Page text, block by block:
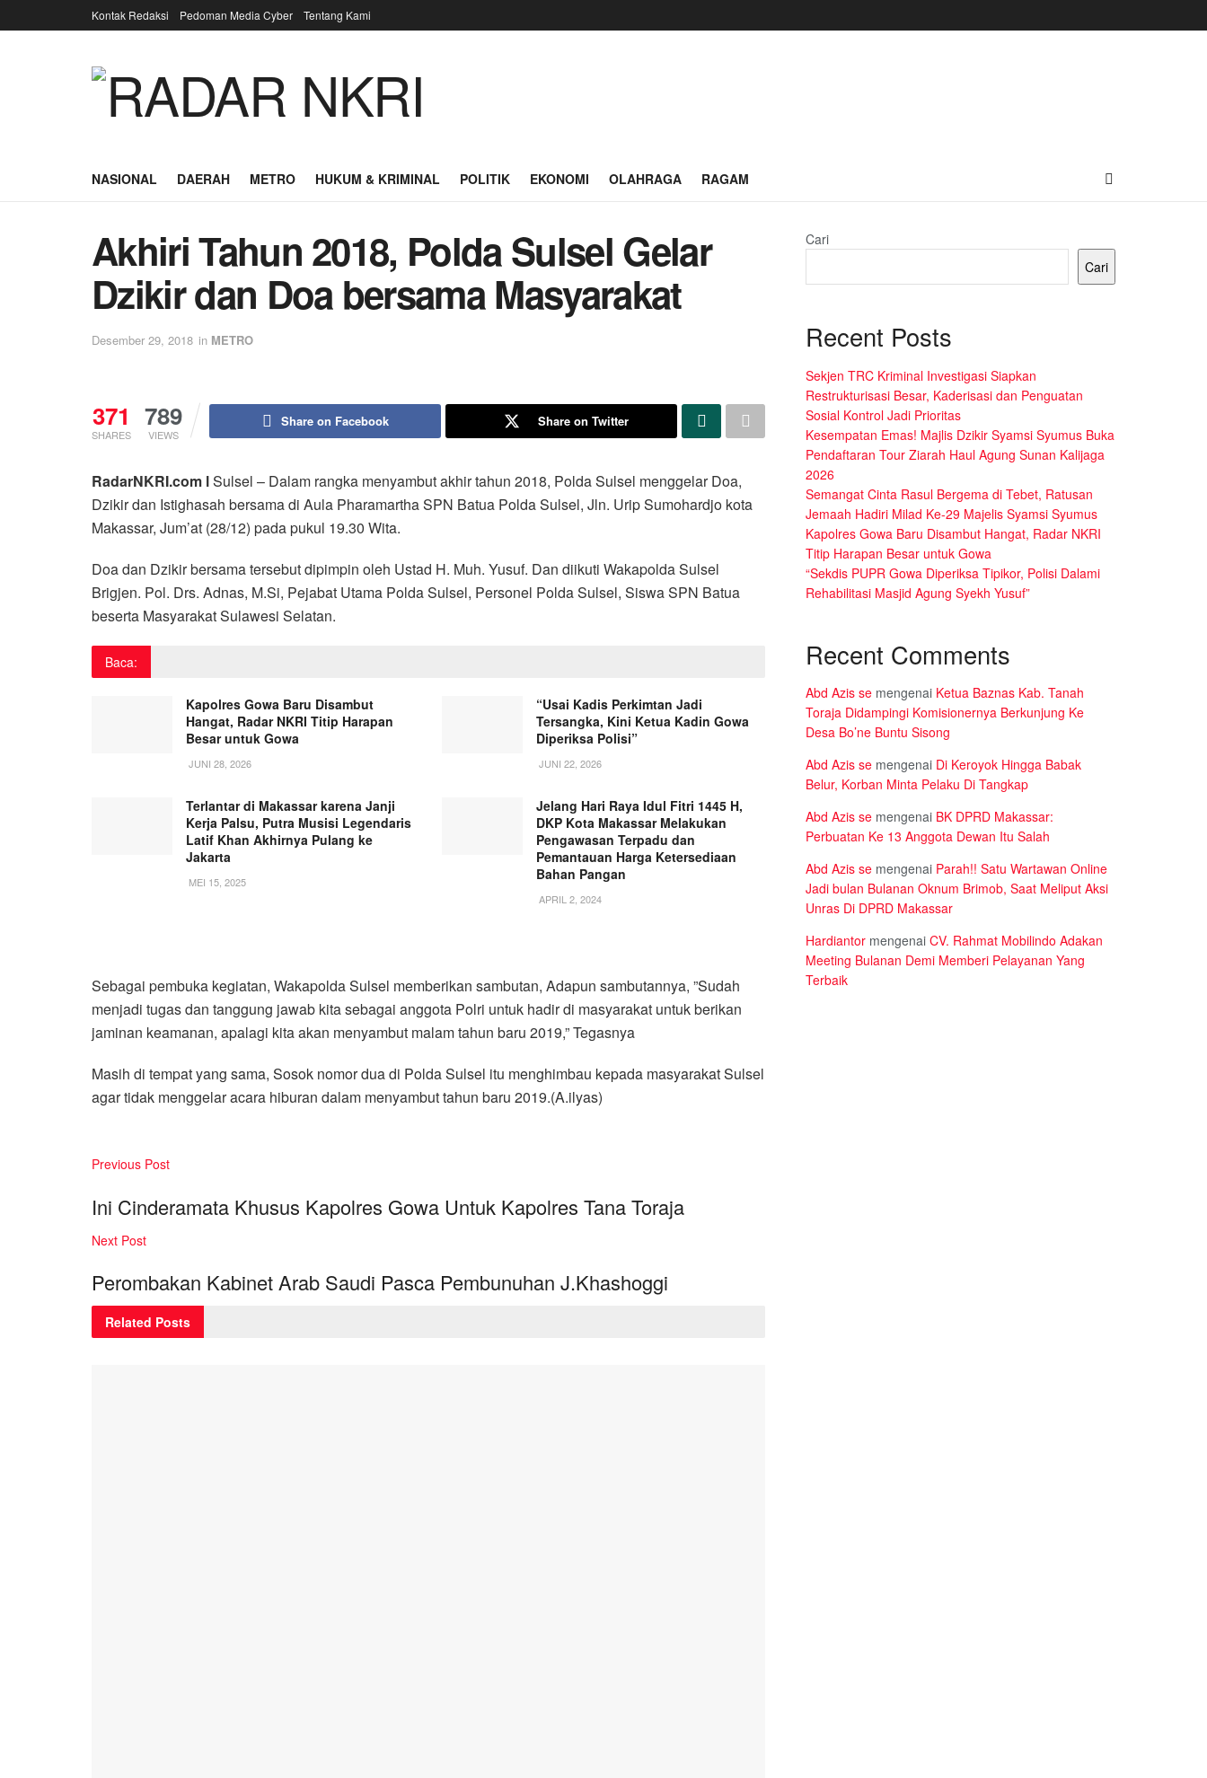
Kontak Redaksi Pedoman Media Cyber Tentang Kami
NASIONAL DAERAH METRO HUKUM & KRIMINAL POLITIK EKONOMI OLAHRAGA RAGAM
Akhiri Tahun 2018, Polda Sulsel Gelar
Dzikir dan Doa bersama Masyarakat
Desember 29, 2018 in METRO
371
SHARES
789
VIEWS
Share on Facebook Share on Twitter
RadarNKRI.com lSulsel – Dalam rangka menyambut akhir tahun 2018, Polda Sulsel menggelar Doa,
Dzikir dan Istighasah bersama di Aula Pharamartha SPN Batua Polda Sulsel, Jln. Urip Sumohardjo kota
Makassar, Jum’at (28/12) pada pukul 19.30 Wita.
Doa dan Dzikir bersama tersebut dipimpin oleh Ustad H. Muh. Yusuf. Dan diikuti Wakapolda Sulsel
Brigjen. Pol. Drs. Adnas, M.Si, Pejabat Utama Polda Sulsel, Personel Polda Sulsel, Siswa SPN Batua
beserta Masyarakat Sulawesi Selatan.
Baca:
Kapolres Gowa Baru Disambut
Hangat, Radar NKRI Titip Harapan
Besar untuk Gowa
JUNI 28, 2026
“Usai Kadis Perkimtan Jadi
Tersangka, Kini Ketua Kadin Gowa
Diperiksa Polisi”
JUNI 22, 2026
Terlantar di Makassar karena Janji
Kerja Palsu, Putra Musisi Legendaris
Latif Khan Akhirnya Pulang ke
Jakarta
MEI 15, 2025
Jelang Hari Raya Idul Fitri 1445 H,
DKP Kota Makassar Melakukan
Pengawasan Terpadu dan
Pemantauan Harga Ketersediaan
Bahan Pangan
APRIL 2, 2024
Sebagai pembuka kegiatan, Wakapolda Sulsel memberikan sambutan, Adapun sambutannya, ”Sudah
menjadi tugas dan tanggung jawab kita sebagai anggota Polri untuk hadir di masyarakat untuk berikan
jaminan keamanan, apalagi kita akan menyambut malam tahun baru 2019,” Tegasnya
Masih di tempat yang sama, Sosok nomor dua di Polda Sulsel itu menghimbau kepada masyarakat Sulsel
agar tidak menggelar acara hiburan dalam menyambut tahun baru 2019.(A.ilyas)
Previous Post
Ini Cinderamata Khusus Kapolres Gowa Untuk Kapolres Tana Toraja
Next Post
Perombakan Kabinet Arab Saudi Pasca Pembunuhan J.Khashoggi
Related Posts
Cari
Cari
Recent Posts
Sekjen TRC Kriminal Investigasi Siapkan
Restrukturisasi Besar, Kaderisasi dan Penguatan
Sosial Kontrol Jadi Prioritas
Kesempatan Emas! Majlis Dzikir Syamsi Syumus Buka
Pendaftaran Tour Ziarah Haul Agung Sunan Kalijaga
2026
Semangat Cinta Rasul Bergema di Tebet, Ratusan
Jemaah Hadiri Milad Ke-29 Majelis Syamsi Syumus
Kapolres Gowa Baru Disambut Hangat, Radar NKRI
Titip Harapan Besar untuk Gowa
“Sekdis PUPR Gowa Diperiksa Tipikor, Polisi Dalami
Rehabilitasi Masjid Agung Syekh Yusuf”
Recent Comments
Abd Azis se mengenai Ketua Baznas Kab. Tanah
Toraja Didampingi Komisionernya Berkunjung Ke
Desa Bo’ne Buntu Sisong
Abd Azis se mengenai Di Keroyok Hingga Babak
Belur, Korban Minta Pelaku Di Tangkap
Abd Azis se mengenai BK DPRD Makassar:
Perbuatan Ke 13 Anggota Dewan Itu Salah
Abd Azis se mengenai Parah!! Satu Wartawan Online
Jadi bulan Bulanan Oknum Brimob, Saat Meliput Aksi
Unras Di DPRD Makassar
Hardiantor mengenai CV. Rahmat Mobilindo Adakan
Meeting Bulanan Demi Memberi Pelayanan Yang
Terbaik